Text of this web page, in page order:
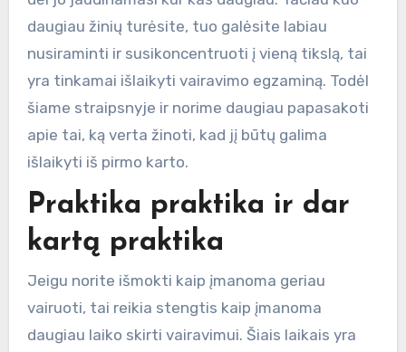
daugiau žinių turėsite, tuo galėsite labiau
nusiraminti ir susikoncentruoti į vieną tikslą, tai
yra tinkamai išlaikyti vairavimo egzaminą. Todėl
šiame straipsnyje ir norime daugiau papasakoti
apie tai, ką verta žinoti, kad jį būtų galima
išlaikyti iš pirmo karto.
Praktika praktika ir dar
kartą praktika
Jeigu norite išmokti kaip įmanoma geriau
vairuoti, tai reikia stengtis kaip įmanoma
daugiau laiko skirti vairavimui. Šiais laikais yra